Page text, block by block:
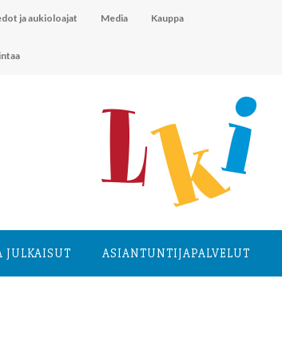
ja aukioloajat Media Kauppa
JULKAISUT ASIANTUNTIJA­PALVELUT